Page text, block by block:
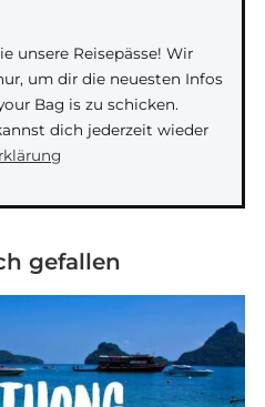
unsere Reisepässe! Wir
um dir die neuesten Infos
Bag is zu schicken.
dich jederzeit wieder
gefallen